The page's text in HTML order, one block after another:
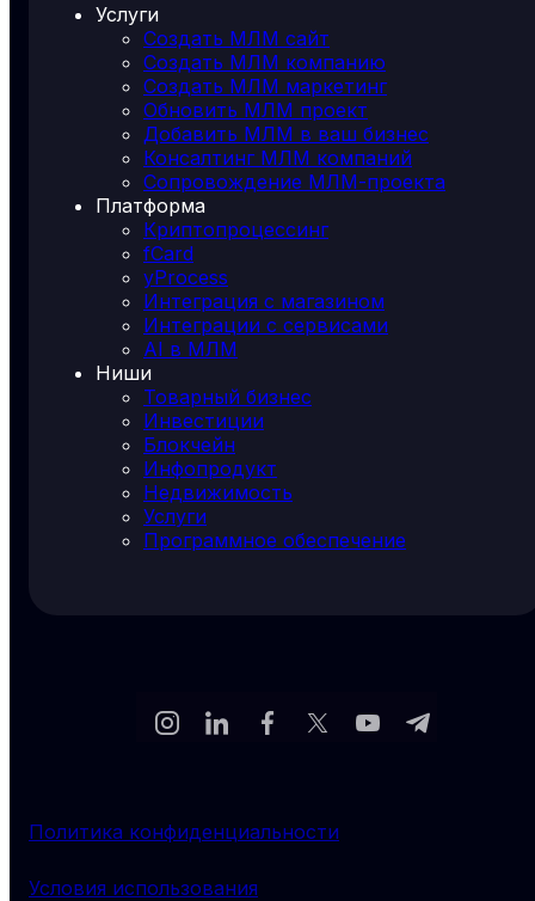
Услуги
Создать МЛМ сайт
Создать МЛМ компанию
Создать МЛМ маркетинг
Обновить МЛМ проект
Добавить МЛМ в ваш бизнес
Консалтинг МЛМ компаний
Сопровождение МЛМ-проекта
Платформа
Криптопроцессинг
fCard
yProcess
Интеграция с магазином
Интеграции с сервисами
AI в МЛМ
Ниши
Товарный бизнес
Инвестиции
Блокчейн
Инфопродукт
Недвижимость
Услуги
Программное обеспечение
Условия использования
Политика конфиденциальности